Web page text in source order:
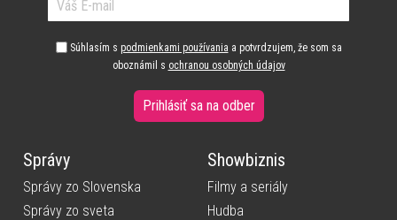
Súhlasím s podmienkami používania a potvrdzujem, že som sa
oboznámil s ochranou osobných údajov
Prihlásiť sa na odber
Správy
Správy zo Slovenska
Správy zo sveta
Showbiznis
Filmy a seriály
Hudba